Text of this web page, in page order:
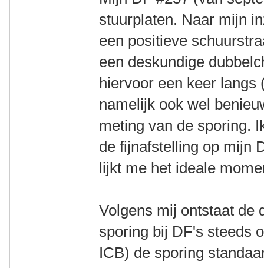
stuurplaten. Naar mijn
een positieve
een deskundige
hiervoor een keer langs
namelijk ook wel
meting van de sporing.
de fijnafstelling op mijn
lijkt me het ideale
Volgens mij ontstaat de
sporing bij DF's steeds
ICB) de sporing